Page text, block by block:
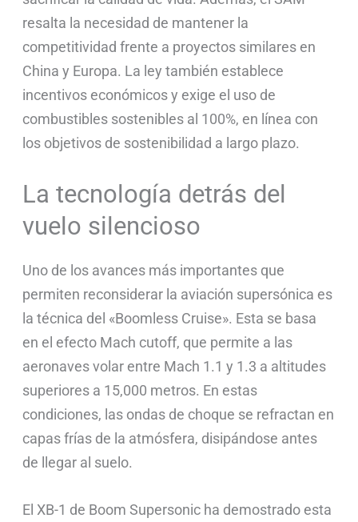
resalta la necesidad de mantener la
competitividad frente a proyectos similares en
China y Europa. La ley también establece
incentivos económicos y exige el uso de
combustibles sostenibles al 100%, en línea con
los objetivos de sostenibilidad a largo plazo.
La tecnología detrás del
vuelo silencioso
Uno de los avances más importantes que
permiten reconsiderar la aviación supersónica es
la técnica del «Boomless Cruise». Esta se basa
en el efecto Mach cutoff, que permite a las
aeronaves volar entre Mach 1.1 y 1.3 a altitudes
superiores a 15,000 metros. En estas
condiciones, las ondas de choque se refractan en
capas frías de la atmósfera, disipándose antes
de llegar al suelo.
El XB-1 de Boom Supersonic ha demostrado esta